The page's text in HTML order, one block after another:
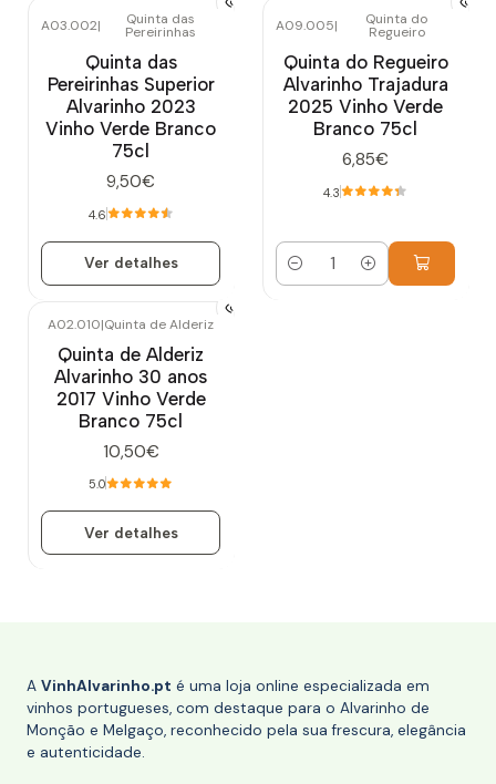
Esgotado
A03.002| Quinta das
Pereirinhas
Quinta das
Pereirinhas Superior
Alvarinho 2023
Vinho Verde Branco
75cl
9,50€
4.6
Ver detalhes
A09.005| Quinta do
Regueiro
Quinta do Regueiro
Alvarinho Trajadura
2025 Vinho Verde
Branco 75cl
6,85€
4.3
Quantidade
A02.010|Quinta de Alderiz
Quinta de Alderiz
Alvarinho 30 anos
2017 Vinho Verde
Branco 75cl
10,50€
5.0
Ver detalhes
A VinhAlvarinho.pt é uma loja online especializada em
vinhos portugueses, com destaque para o Alvarinho de
Monção e Melgaço, reconhecido pela sua frescura, elegância
e autenticidade.